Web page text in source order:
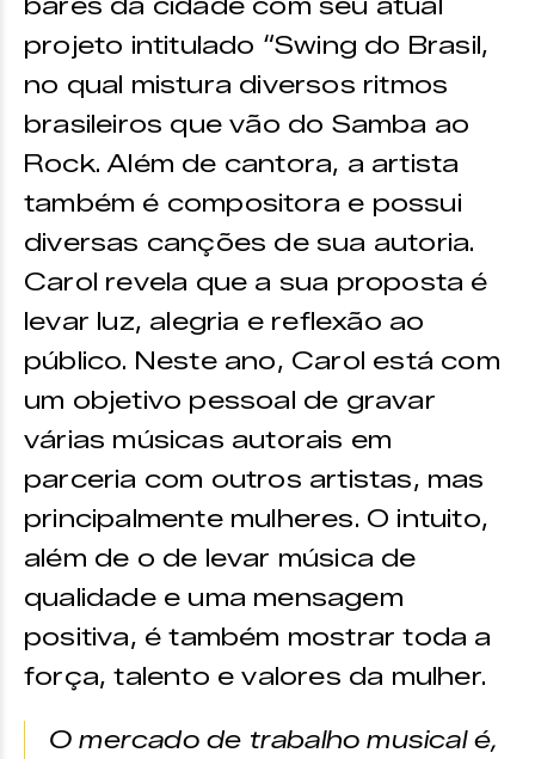
bares da cidade com seu atual
projeto intitulado “Swing do Brasil,
no qual mistura diversos ritmos
brasileiros que vão do Samba ao
Rock. Além de cantora, a artista
também é compositora e possui
diversas canções de sua autoria.
Carol revela que a sua proposta é
levar luz, alegria e reflexão ao
público. Neste ano, Carol está com
um objetivo pessoal de gravar
várias músicas autorais em
parceria com outros artistas, mas
principalmente mulheres. O intuito,
além de o de levar música de
qualidade e uma mensagem
positiva, é também mostrar toda a
força, talento e valores da mulher.
O mercado de trabalho musical é,